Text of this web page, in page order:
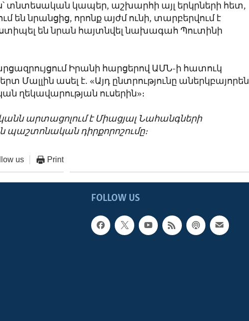
տնտեսական կապեր, աշխարհի այլ երկրների հետ,
են նրանցից, որոնք այժմ ունի, տարբերվում է
ստիպել են նրան հայտնվել նախագահ Պուտինի
Իրանի հարցերով ԱՄՆ-ի հատուկ
Մալլին ասել է. «Այդ ընտրությունը աներկբայորեն
ղեկավարության ուսերին»։
արտացոլում է Միացյալ Նահանգների
պաշտոնական դիրքորոշումը։
us Print
FOLLOW US